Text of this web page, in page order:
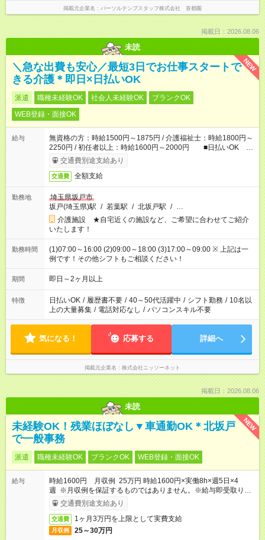
掲載元企業名 パーソルテンプスタッフ株式会社 首都圏
掲載日：2026.08.06
未読
NEW
＼急な出費も安心／最短3日でお仕事スタートで
きる介護＊即日×日払いOK
派遣 職種未経験OK 社会人未経験OK
ブランクOK
WEB登録・面接OK
給与
無資格の方：時給1500円～1875円 / 介護福祉士：時給1800円～
2250円 / 初任者以上：時給1600円～2000円 ■日払いOK ■
日収例：1万2000円（時給1500円×8h）
交通費別途支給あり
交通費 全額支給
勤務地
埼玉県坂戸市
坂戸(埼玉県)駅 / 若葉駅 / 北坂戸駅 / …
介護施設 ★自宅近くの施設など、ご希望に合わせてご紹介
いたします！
勤務時間
(1)07:00～16:00 (2)09:00～18:00 (3)17:00～09:00 ※ 上記は一
例です！その他シフトもご相談ください！
期間 即日～2ヶ月以上
特徴 日払いOK / 履歴書不要 / 40～50代活躍中 / シフト勤務 / 10名以
上の大量募集 / 電話対応なし / パソコンスキル不要
気になる！ 応募する 詳細へ
掲載元企業名 株式会社ニッソーネット
掲載日：2026.08.06
未読
NEW
未経験OK！残業ほぼなし▼車通勤OK＊北坂戸
で一般事務
派遣 職種未経験OK ブランクOK WEB登録・面接OK
給与
時給1600円 月収例 25万円 時給1600円×実働8h×週5日×4
週 ※月収例を保証するものではありません。※給与即受取りサ
ービス利用可（利用条件有）
交通費別途支給あり
交通費 1ヶ月3万円を上限として実費支給
月収例 25～30万円